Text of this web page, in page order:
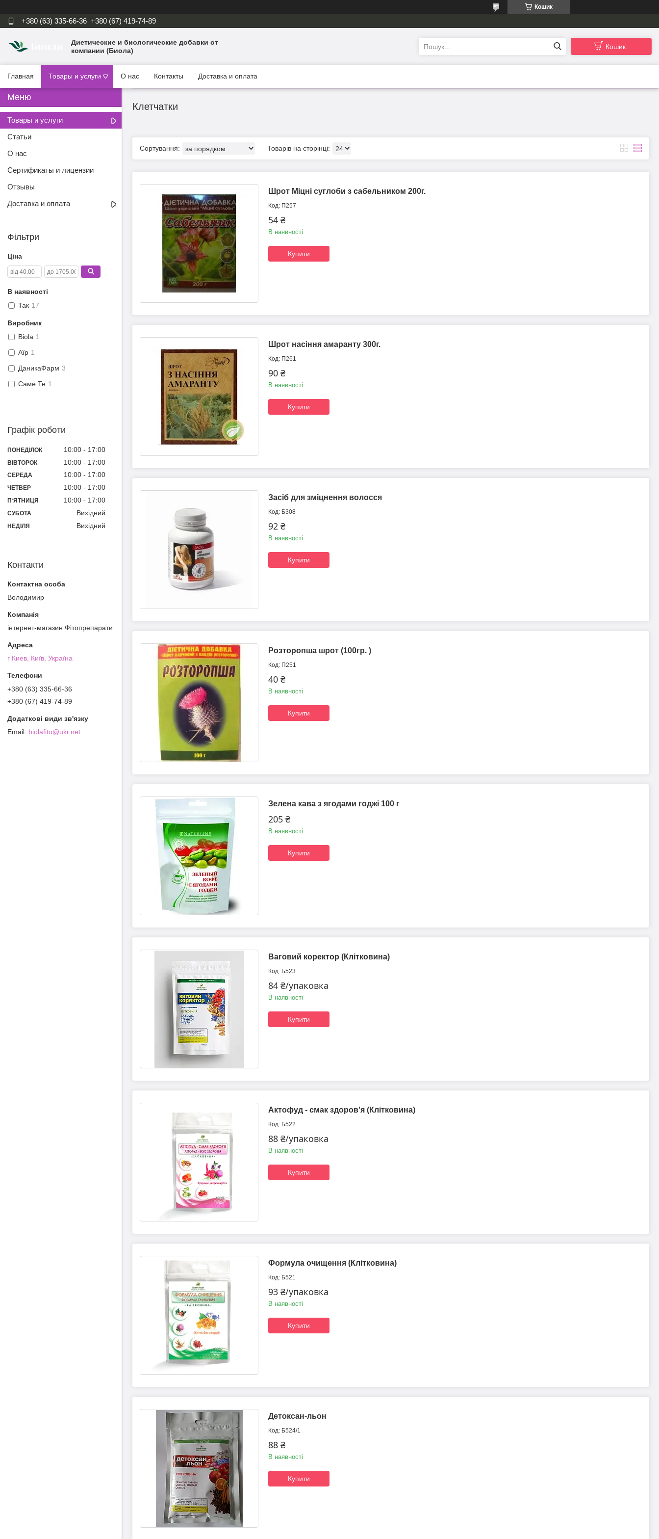
Кошик
+380 (63) 335-66-36 +380 (67) 419-74-89
Диетические и биологические добавки от
компании (Биола)
Кошик
Главная Товары и услуги О нас Контакты Доставка и оплата
Клетчатки
Шрот Міцні суглоби з сабельником 200г.
П257
54 ₴
В наявності
Купити
Шрот насіння амаранту 300г.
П261
90 ₴
В наявності
Купити
Засіб для зміцнення волосся
Б308
92 ₴
В наявності
Купити
Розторопша шрот (100гр. )
П251
40 ₴
В наявності
Купити
Зелена кава з ягодами годжі 100 г
205 ₴
В наявності
Купити
Ваговий коректор (Клітковина)
Б523
84 ₴/упаковка
В наявності
Купити
Актофуд - смак здоров'я (Клітковина)
Б522
88 ₴/упаковка
В наявності
Купити
Формула очищення (Клітковина)
Б521
93 ₴/упаковка
В наявності
Купити
Детоксан-льон
Б524/1
88 ₴
В наявності
Купити
Товары и услуги
Статьи
О нас
Сертификаты и лицензии
Отзывы
Доставка и оплата
Фільтри
Ціна
В наявності
Так 17
Виробник
Biola 1
Аїр 1
ДаникаФарм 3
Саме Те 1
Графік роботи
ПОНЕДІЛОК 10:00 17:00
ВІВТОРОК 10:00 17:00
СЕРЕДА 10:00 17:00
ЧЕТВЕР 10:00 17:00
ПʼЯТНИЦЯ 10:00 17:00
СУБОТА Вихідний
НЕДІЛЯ Вихідний
Контакти
Володимир
інтернет-магазин Фітопрепарати
г Киев, Київ, Україна
+380 (63) 335-66-36
+380 (67) 419-74-89
biolafito@ukr.net